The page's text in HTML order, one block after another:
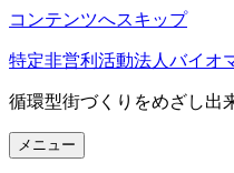
コンテンツへスキップ
特定非営利活動法人バイオ
循環型街づくりをめざし出
メニュー